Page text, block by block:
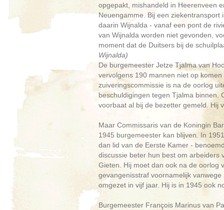
opgepakt, mishandeld in Heerenveen
Neuengamme. Bij een
daarin Wijnalda - vanaf een pont de
van Wijnalda worden niet gevonden,
moment dat de Duitsers bij de
Wijnalda)
De burgemeester Jetze Tjalma van
vervolgens 190 mannen niet op
zuiveringscommissie is na de oorlog
beschuldigingen tegen Tjalma binnen.
voorbaat al bij de bezetter gemeld. Hij
Maar Commissaris van de Koningin
1945 burgemeester kan blijven. In
dan lid van de Eerste Kamer -
discussie beter hun best om arbeiders
Gieten. Hij moet dan ook na de oorlog
gevangenisstraf voornamelijk
omgezet in vijf jaar. Hij is in 1945 ook
Burgemeester François Marinus van